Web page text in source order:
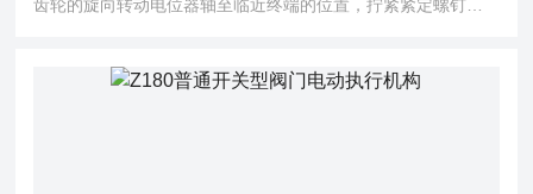
齿轮的旋向转动电位器轴至临近终端的位置，拧紧紧定螺钉，